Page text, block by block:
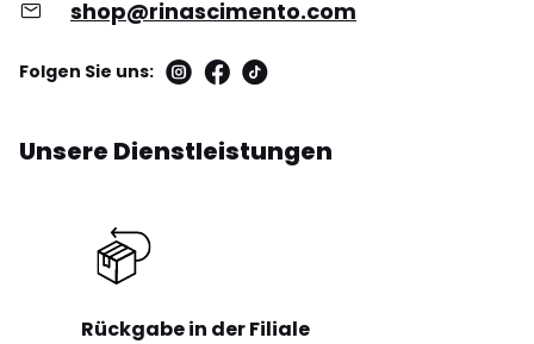
shop@rinascimento.com
Folgen Sie uns:
Unsere Dienstleistungen
Rückgabe in der Filiale